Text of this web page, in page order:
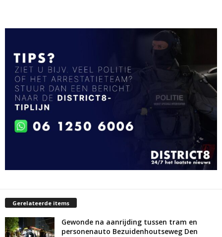
Gerelateerde items
Gewonde na aanrijding tussen tram en
personenauto Bezuidenhoutseweg Den